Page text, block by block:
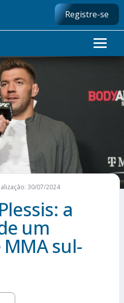
Registre-se
30/07/2024
a
um
sul-